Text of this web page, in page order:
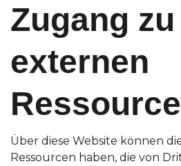
Zugang zu
externen
Über diese Website können
Ressourcen haben, die von